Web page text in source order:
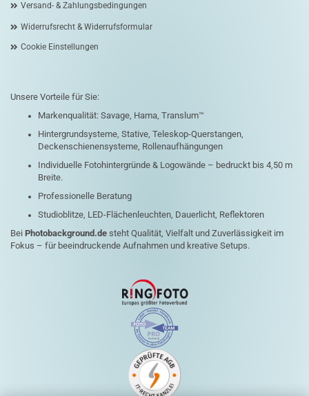
Versand- & Zahlungsbedingungen
Widerrufsrecht & Widerrufsformular
Cookie Einstellungen
Unsere Vorteile für Sie:
Markenqualität: Savage, Hama, Translum™
Hintergrundsysteme, Stative, Teleskop-Querstangen,
Deckenschienensysteme, Rollenaufhängungen
Individuelle Fotohintergründe & Logowände – bedruckt bis 4,50 m
Breite.
Professionelle Beratung
Studioblitze, LED-Flächenleuchten, Dauerlicht, Reflektoren
Bei Photobackground.de steht Qualität, Vielfalt und Zuverlässigkeit im
Fokus – für beeindruckende Aufnahmen und kreative Setups.